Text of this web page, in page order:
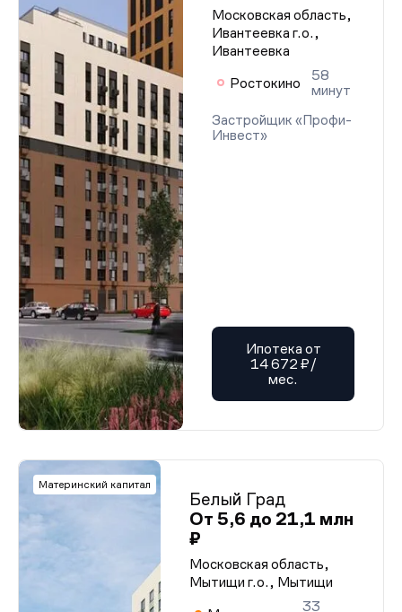
Московская область,
Ивантеевка г.о.,
Ивантеевка
Ростокино
58
минут
Застройщик «Профи-
Инвест»
Ипотека от
14 672 ₽/
мес.
Материнский капитал
Белый Град
От 5,6 до 21,1 млн
₽
Московская область,
Мытищи г.о., Мытищи
33